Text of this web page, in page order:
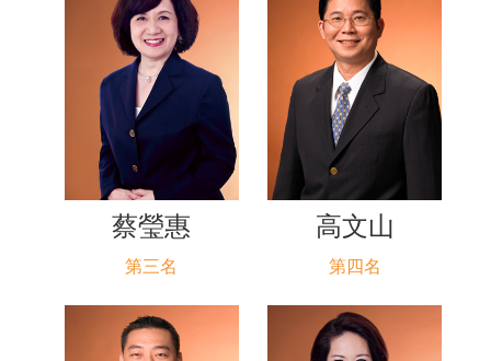
蔡瑩惠
第三名
高文山
第四名